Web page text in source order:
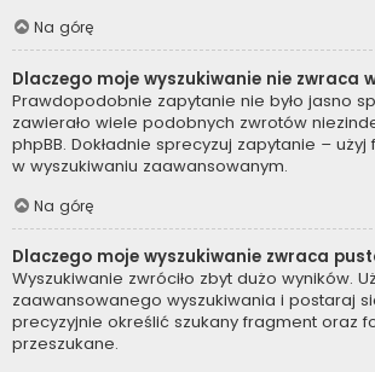
Na górę
Dlaczego moje wyszukiwanie nie zwraca
Prawdopodobnie zapytanie nie było jasno
zawierało wiele podobnych zwrotów
phpBB. Dokładnie sprecyzuj zapytanie –
w wyszukiwaniu zaawansowanym.
Na górę
Dlaczego moje wyszukiwanie zwraca
Wyszukiwanie zwróciło zbyt dużo wyników.
zaawansowanego wyszukiwania i postaraj
precyzyjnie określić szukany fragment oraz
przeszukane.